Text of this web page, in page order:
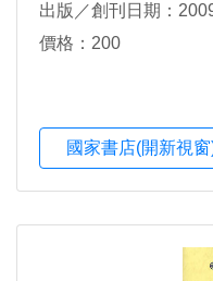
出版／創刊日期：
價格：200
國家書店(開新視